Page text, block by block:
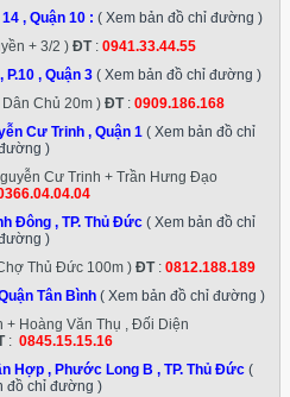
, Quận 10: ( Xem bản đồ chỉ đường )
+ 3/2 ) ĐT: 0941.33.44.55
, Quận 3 ( Xem bản đồ chỉ đường )
Chủ 20m ) ĐT: 0909.186.168
Cư Trinh , Quận 1 ( Xem bản đồ chỉ
)
Cư Trinh + Trần Hưng Đạo
Đông , TP. Thủ Đức( Xem bản đồ chỉ
)
Thủ Đức 100m ) ĐT: 0812.188.189
Tân Bình ( Xem bản đồ chỉ đường )
+ Hoàng Văn Thụ , Đối Diện
: 0845.15.15.16
Hợp , Phước Long B , TP. Thủ Đức (
đồ chỉ đường )